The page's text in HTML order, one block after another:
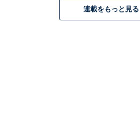
連載をもっと見る